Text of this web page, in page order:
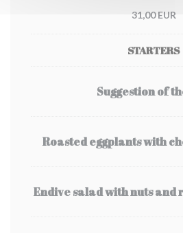
31,00 EUR
STARTERS
Suggestion of
Roasted eggplants with
Endive salad with nuts